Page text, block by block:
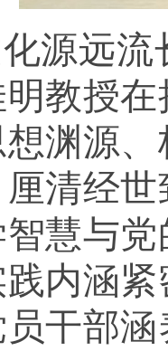
源远
教授
渊源
清经
慧与
内涵
干部